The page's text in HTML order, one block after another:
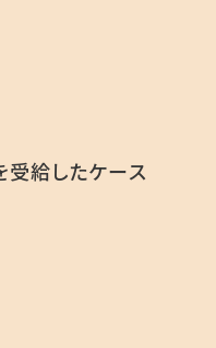
給したケース